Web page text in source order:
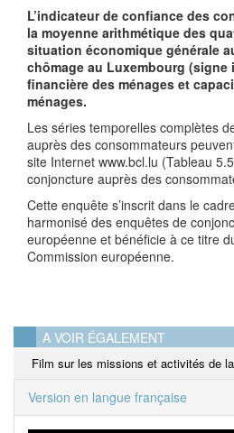
L’indicateur de confiance des
la moyenne arithmétique des
situation économique générale
chômage au Luxembourg
financière des ménages et
ménages.
Les séries temporelles complètes
auprès des consommateurs
site Internet www.bcl.lu (Tableau
conjoncture auprès des
Cette enquête s’inscrit dans le
harmonisé des enquêtes de
européenne et bénéficie à ce titre
Commission européenne.
A VOIR ÉGALEMENT
Film sur les missions et activités de
Version en langue française